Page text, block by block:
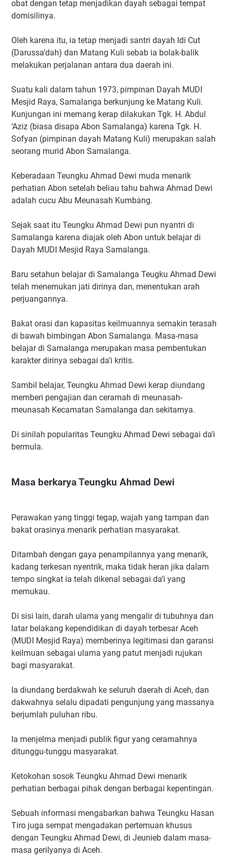
obat dengan tetap menjadikan dayah sebagai tempat
domisilinya.
Oleh karena itu, ia tetap menjadi santri dayah Idi Cut
(Darussa’dah) dan Matang Kuli sebab ia bolak-balik
melakukan perjalanan antara dua daerah ini.
Suatu kali dalam tahun 1973, pimpinan Dayah MUDI
Mesjid Raya, Samalanga berkunjung ke Matang Kuli.
Kunjungan ini memang kerap dilakukan Tgk. H. Abdul
‘Aziz (biasa disapa Abon Samalanga) karena Tgk. H.
Sofyan (pimpinan dayah Matang Kuli) merupakan salah
seorang murid Abon Samalanga.
Keberadaan Teungku Ahmad Dewi muda menarik
perhatian Abon setelah beliau tahu bahwa Ahmad Dewi
adalah cucu Abu Meunasah Kumbang.
Sejak saat itu Teungku Ahmad Dewi pun nyantri di
Samalanga karena diajak oleh Abon untuk belajar di
Dayah MUDI Mesjid Raya Samalanga.
Baru setahun belajar di Samalanga Teugku Ahmad Dewi
telah menemukan jati dirinya dan, menentukan arah
perjuangannya.
Bakat orasi dan kapasitas keilmuannya semakin terasah
di bawah bimbingan Abon Samalanga. Masa-masa
belajar di Samalanga merupakan masa pembentukan
karakter dirinya sebagai da’i kritis.
Sambil belajar, Teungku Ahmad Dewi kerap diundang
memberi pengajian dan ceramah di meunasah-
meunasah Kecamatan Samalanga dan sekitarnya.
Di sinilah popularitas Teungku Ahmad Dewi sebagai da’i
bermula.
Masa berkarya Teungku Ahmad Dewi
Perawakan yang tinggi tegap, wajah yang tampan dan
bakat orasinya menarik perhatian masyarakat.
Ditambah dengan gaya penampilannya yang menarik,
kadang terkesan nyentrik, maka tidak heran jika dalam
tempo singkat ia telah dikenal sebagai da’i yang
memukau.
Di sisi lain, darah ulama yang mengalir di tubuhnya dan
latar belakang kependidikan di dayah terbesar Aceh
(MUDI Mesjid Raya) memberinya legitimasi dan garansi
keilmuan sebagai ulama yang patut menjadi rujukan
bagi masyarakat.
Ia diundang berdakwah ke seluruh daerah di Aceh, dan
dakwahnya selalu dipadati pengunjung yang massanya
berjumlah puluhan ribu.
Ia menjelma menjadi publik figur yang ceramahnya
ditunggu-tunggu masyarakat.
Ketokohan sosok Teungku Ahmad Dewi menarik
perhatian berbagai pihak dengan berbagai kepentingan.
Sebuah informasi mengabarkan bahwa Teungku Hasan
Tiro juga sempat mengadakan pertemuan khusus
dengan Teungku Ahmad Dewi, di Jeunieb dalam masa-
masa gerilyanya di Aceh.